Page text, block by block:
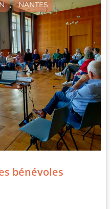
, NANTES
bénévoles